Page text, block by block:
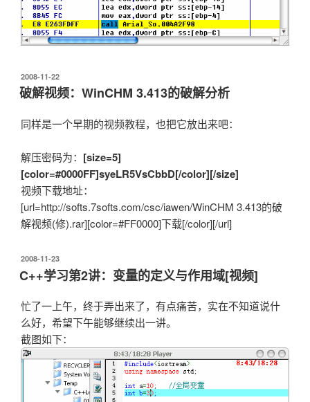
发
布
于
2008-11-22
破解视频：WinCHM 3.413的破解分析
同样是一个早期的视频教程，也把它放出来吧：
解压密码为： [size=5]
[color=#0000FF]syeLR5VsCbbD[/color][/size]
视频下载地址：
[url=http://softs.7softs.com/csc/iawen/WinCHM 3.413的破
解视频(修).rar][color=#FF0000]下载[/color][/url]
发
布
于
2008-11-23
C++学习第2讲：变量的定义与作用域[视频]
忙了一上午，终于弄出来了，有点痛苦，实在不知道说什
么好，希望下午能够继续出一讲。
截图如下：